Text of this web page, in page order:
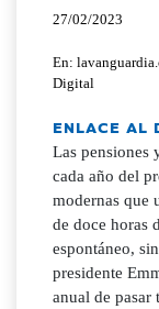
27/02/2023
En:
Digital
ENLACE AL
Las pensiones
cada año del
modernas que
de doce horas
espontáneo,
presidente
anual de pasar